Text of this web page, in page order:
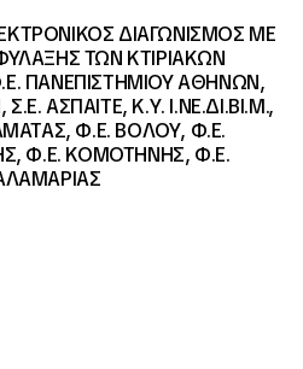
ΔΙΑΓΩΝΙΣΜΟΣ ΜΕ
ΤΩΝ ΚΤΙΡΙΑΚΩΝ
ΠΑΝΕΠΙΣΤΗΜΙΟΥ ΑΘΗΝΩΝ,
ΑΣΠΑΙΤΕ, Κ.Υ. Ι.ΝΕ.ΔΙ.ΒΙ.Μ.,
Φ.Ε. ΒΟΛΟΥ, Φ.Ε.
Φ.Ε. ΚΟΜΟΤΗΝΗΣ, Φ.Ε.